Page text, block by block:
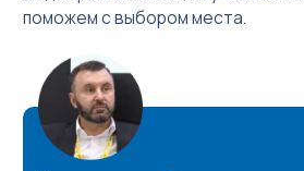
поможем с выбором места.